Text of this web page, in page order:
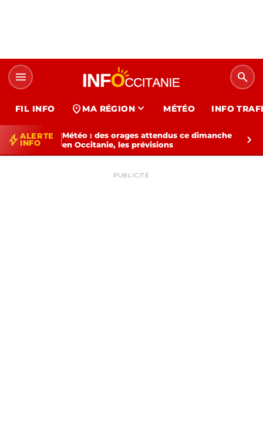
menu search
FIL INFO location_on MA RÉGION expand_more MÉTÉO INFO
bolt ALERTE
INFO
Météo : des orages attendus ce dimanche
en Occitanie, les prévisions
chevron_right
PUBLICITÉ